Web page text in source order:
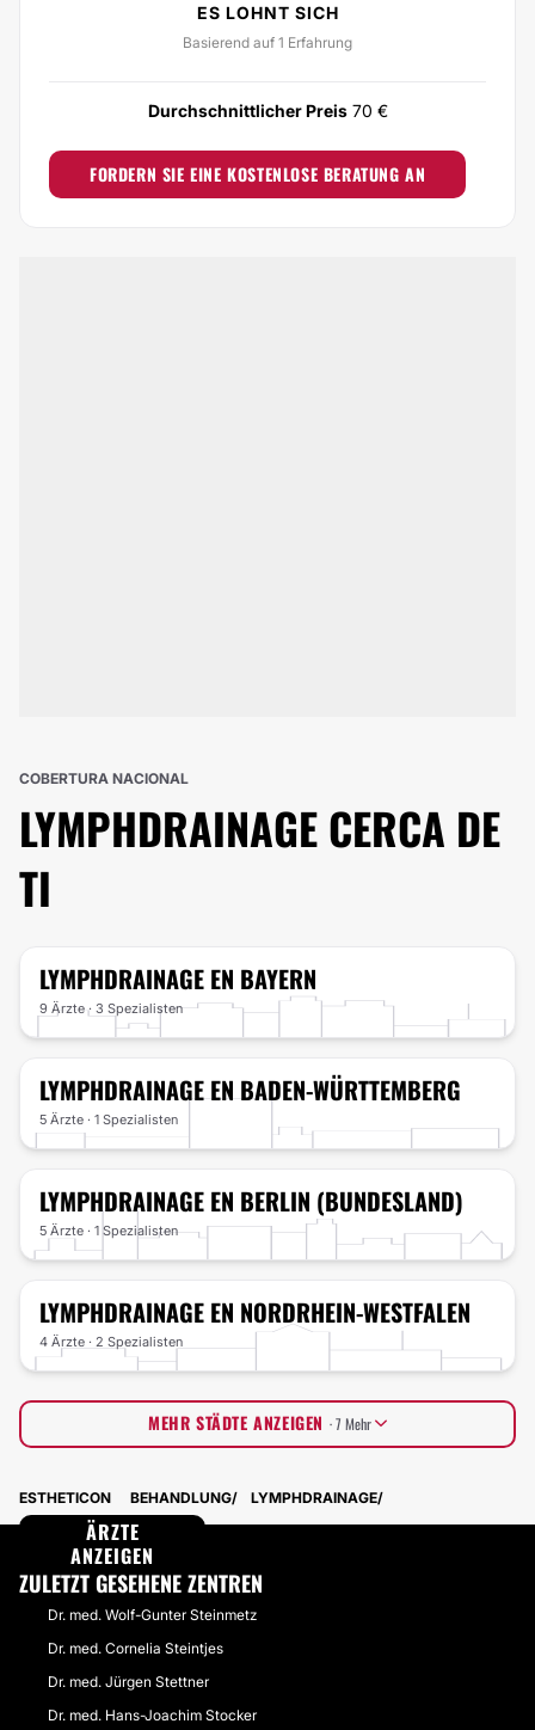
ES LOHNT SICH
Basierend auf 1 Erfahrung
Durchschnittlicher Preis70 €
FORDERN SIE EINE KOSTENLOSE BERATUNG AN
COBERTURA NACIONAL
LYMPHDRAINAGECERCA DE
TI
LYMPHDRAINAGE EN BAYERN
9 Ärzte · 3 Spezialisten
LYMPHDRAINAGEEN BADEN-WÜRTTEMBERG
5 Ärzte · 1 Spezialisten
LYMPHDRAINAGE EN BERLIN (BUNDESLAND)
5 Ärzte · 1 Spezialisten
LYMPHDRAINAGE EN NORDRHEIN-WESTFALEN
4 Ärzte · 2 Spezialisten
Brandenburg 0 Ärzte · 1 Spezialisten
Hessen 1 Ärzte · 0 Spezialisten
Rheinland-Pfalz
Saarland
Sachsen
Schleswig-Holstein
MEHR STÄDTE ANZEIGEN · 7 Mehr
ÄRZTE
ANZEIGEN
ESTHETICON BEHANDLUNG LYMPHDRAINAGE
ZULETZT GESEHENE ZENTREN
Dr. med. Wolf-Gunter Steinmetz
Dr. med. Cornelia Steintjes
Dr. med. Jürgen Stettner
Dr. med. Hans-Joachim Stocker